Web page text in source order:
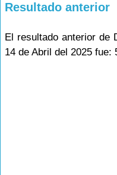
Resultado anterior
El resultado anterior de
14 de Abril del 2025 fue: